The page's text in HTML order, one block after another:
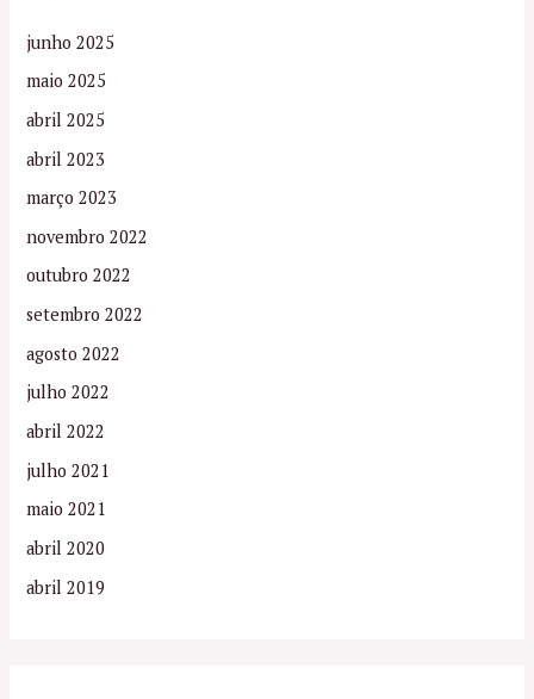
junho 2025
maio 2025
abril 2025
abril 2023
março 2023
novembro 2022
outubro 2022
setembro 2022
agosto 2022
julho 2022
abril 2022
julho 2021
maio 2021
abril 2020
abril 2019